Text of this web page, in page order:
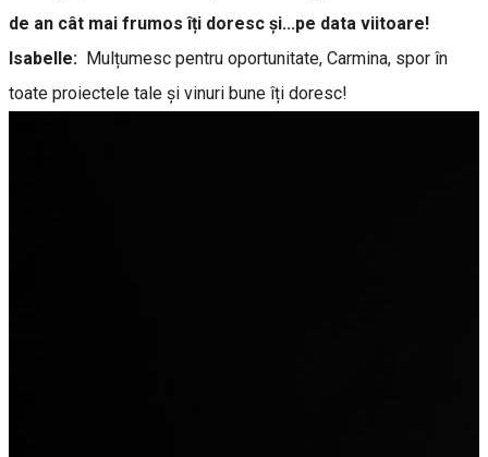
de an cât mai frumos îți doresc și...pe data viitoare!
Isabelle: Mulțumesc pentru oportunitate, Carmina, spor în
toate proiectele tale și vinuri bune îți doresc!